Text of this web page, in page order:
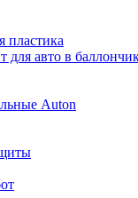
пластика
для авто в
Auton